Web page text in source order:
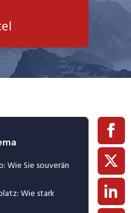
Wie Sie souverän
Wie stark